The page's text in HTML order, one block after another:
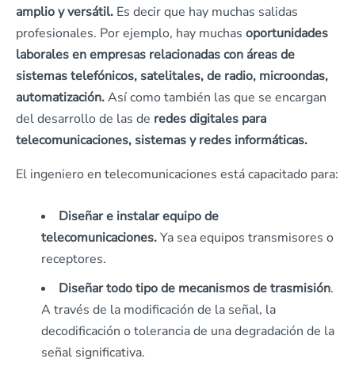
amplio y versátil. Es decir que hay muchas salidas
profesionales. Por ejemplo, hay muchas oportunidades
laborales en empresas relacionadas con áreas de
sistemas telefónicos, satelitales, de radio, microondas,
automatización.Así como también las que se encargan
del desarrollo de las de redes digitales para
telecomunicaciones, sistemas y redes informáticas.
El ingeniero en telecomunicaciones está capacitado para:
Diseñar e instalar equipo de
telecomunicaciones.Ya sea equipos transmisores o
receptores.
Diseñar todo tipo de mecanismos de trasmisión.
A través de la modificación de la señal, la
decodificación o tolerancia de una degradación de la
señal significativa.